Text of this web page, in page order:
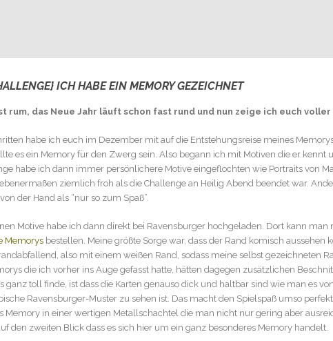
ICH HABE EIN MEMORY GEZEICHNET
rum, das Neue Jahr läuft schon fast rund und nun zeige ich euch
habe ich euch im Dezember mit auf die Entstehungsreise meines
es ein Memory für den Zwerg sein. Also begann ich mit Motiven die er kennt
habe ich dann immer persönlichere Motive eingeflochten wie Portraits von
ziemlich froh als die Challenge an Heilig Abend beendet war.
der Hand als “nur so zum Spaß”.
Motive habe ich dann direkt bei Ravensburger hochgeladen. Dort kann
Memorys bestellen. Meine größte Sorge war, dass der Rand komisch
also mit einem weißen Rand, sodass meine selbst gezeichneten
die ich vorher ins Auge gefasst hatte, hätten dagegen zusätzlichen
ganz toll finde, ist dass die Karten genauso dick und haltbar sind wie man es
Ravensburger-Muster zu sehen ist. Das macht den Spielspaß umso
Memory in einer wertigen Metallschachtel die man nicht nur gering aber
den zweiten Blick dass es sich hier um ein ganz besonderes Memory handelt.